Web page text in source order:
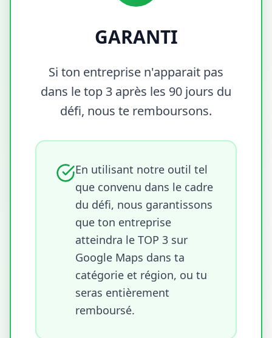
GARANTI
Si ton entreprise n'apparait pas
dans le top 3 après les 90 jours du
défi, nous te remboursons.
En utilisant notre outil tel
que convenu dans le cadre
du défi, nous garantissons
que ton entreprise
atteindra le TOP 3 sur
Google Maps dans ta
catégorie et région, ou tu
seras entièrement
remboursé.